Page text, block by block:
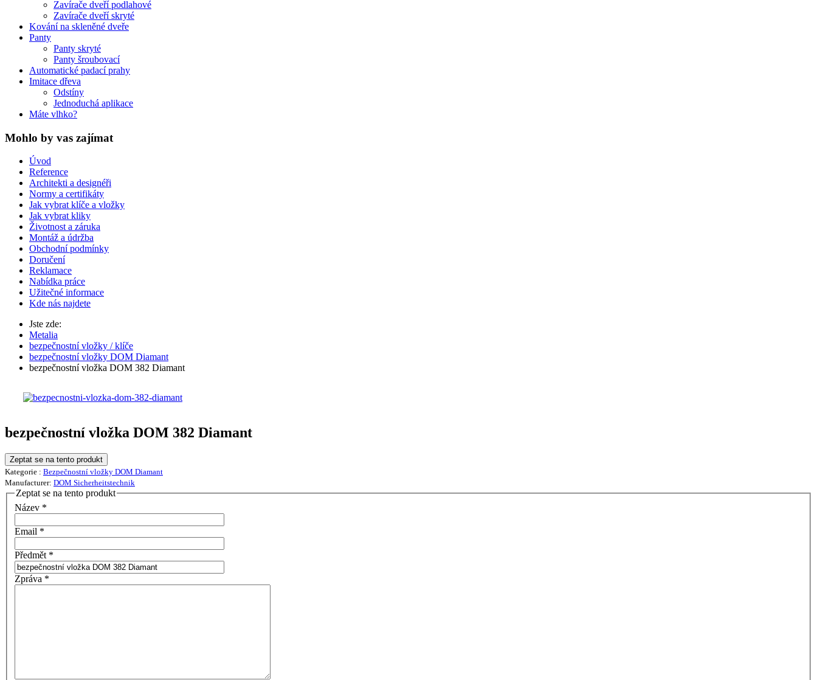
Zavírače dveří podlahové
Zavírače dveří skryté
Kování na skleněné dveře
Panty
Panty skryté
Panty šroubovací
Automatické padací prahy
Imitace dřeva
Odstíny
Jednoduchá aplikace
Máte vlhko?
Mohlo by vas zajímat
Úvod
Reference
Architekti a designéři
Normy a certifikáty
Jak vybrat klíče a vložky
Jak vybrat kliky
Životnost a záruka
Montáž a údržba
Obchodní podmínky
Doručení
Reklamace
Nabídka práce
Užitečné informace
Kde nás najdete
Jste zde:
Metalia
bezpečnostní vložky / klíče
bezpečnostní vložky DOM Diamant
bezpečnostní vložka DOM 382 Diamant
bezpečnostní vložka DOM 382 Diamant
Zeptat se na tento produkt
Kategorie : Bezpečnostní vložky DOM Diamant
Manufacturer: DOM Sicherheitstechnik
Zeptat se na tento produkt
Název *
Email *
Předmět *
Zpráva *